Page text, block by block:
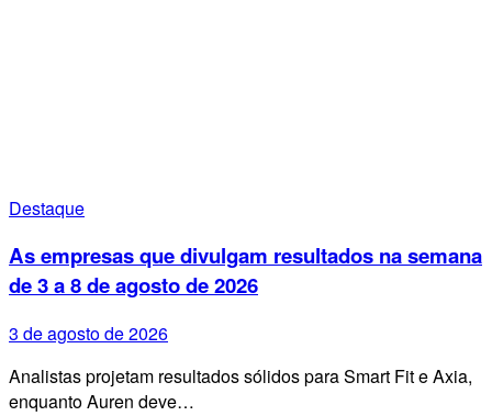
Destaque
As empresas que divulgam resultados na semana
de 3 a 8 de agosto de 2026
3 de agosto de 2026
Analistas projetam resultados sólidos para Smart Fit e Axia,
enquanto Auren deve…